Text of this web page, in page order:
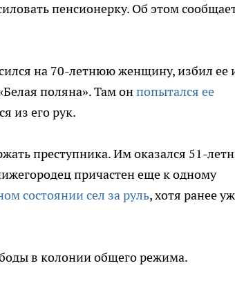
пенсионерку. Об этом
на 70-летнюю женщину, избил ее
поляна». Там онпопытался ее
из его рук.
преступника. Им оказался 51-
причастен еще к одному
состоянии сел за руль, хотя ранее
в колонии общего режима.